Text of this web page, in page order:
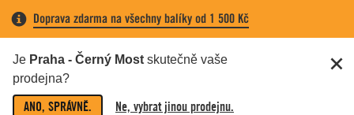
Doprava zdarma na všechny balíky od 1 500 Kč
Je Praha - Černý Most skutečně vaše
prodejna?
ANO, SPRÁVNĚ. Ne, vybrat jinou prodejnu.